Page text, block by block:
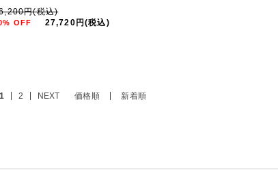
円(税込)
OFF 27,720円(税込)
価格順 新着順
1 2 NEXT